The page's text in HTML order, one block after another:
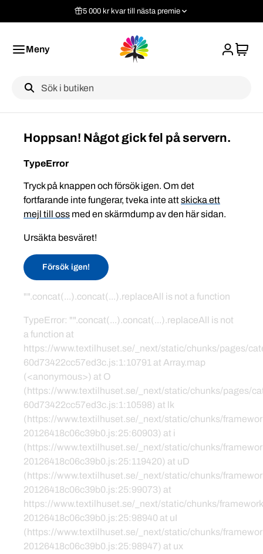
5 000 kr kvar till nästa premie
Meny
Label
Hoppsan! Något gick fel på servern.
TypeError
Tryck på knappen och försök igen. Om det
fortfarande inte fungerar, tveka inte attskicka ett
mejl till oss med en skärmdump av den här sidan.
Ursäkta besväret!
Försök igen!
"".concat(...).concat(...).replaceAll is not a function
TypeError: "".concat(...).concat(...).replaceAll is not
a function at
https://www.textilhuset.se/_next/static/chunks/pages/
60d73422cc57ed3c.js:1:10791 at Array.map
(<anonymous>) at O
(https://www.textilhuset.se/_next/static/chunks/pages/
60d73422cc57ed3c.js:1:10598) at lk
(https://www.textilhuset.se/_next/static/chunks/
20126418c06c39b0.js:25:60903) at i
(https://www.textilhuset.se/_next/static/chunks/
20126418c06c39b0.js:25:119420) at uD
(https://www.textilhuset.se/_next/static/chunks/
20126418c06c39b0.js:25:99073) at
https://www.textilhuset.se/_next/static/chunks/
20126418c06c39b0.js:25:98940 at uI
(https://www.textilhuset.se/_next/static/chunks/
20126418c06c39b0.js:25:98947) at ux